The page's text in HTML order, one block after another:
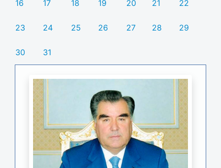
16 17 18 19 20 21 22
23 24 25 26 27 28 29
30 31